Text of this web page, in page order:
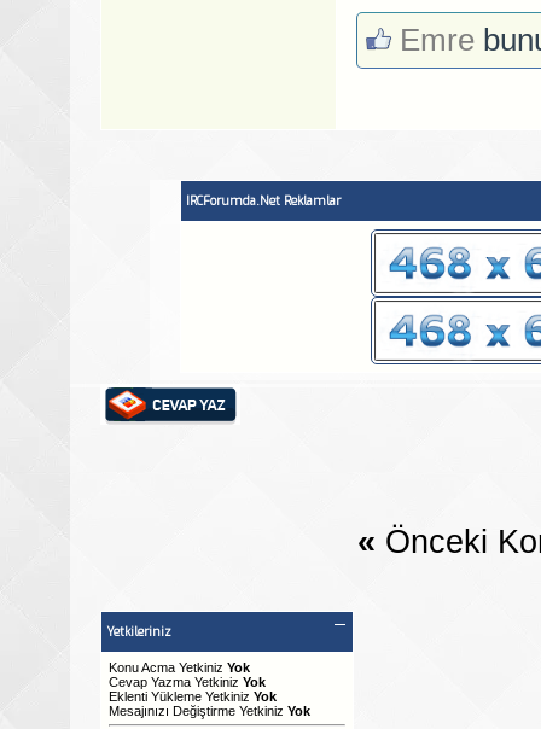
Emre
IRCForumda.Net Reklamlar
« Önceki
Yetkileriniz
Konu Acma Yetkiniz Yok
Cevap Yazma Yetkiniz Yok
Eklenti Yükleme Yetkiniz Yok
Mesajınızı Değiştirme Yetkiniz Yok